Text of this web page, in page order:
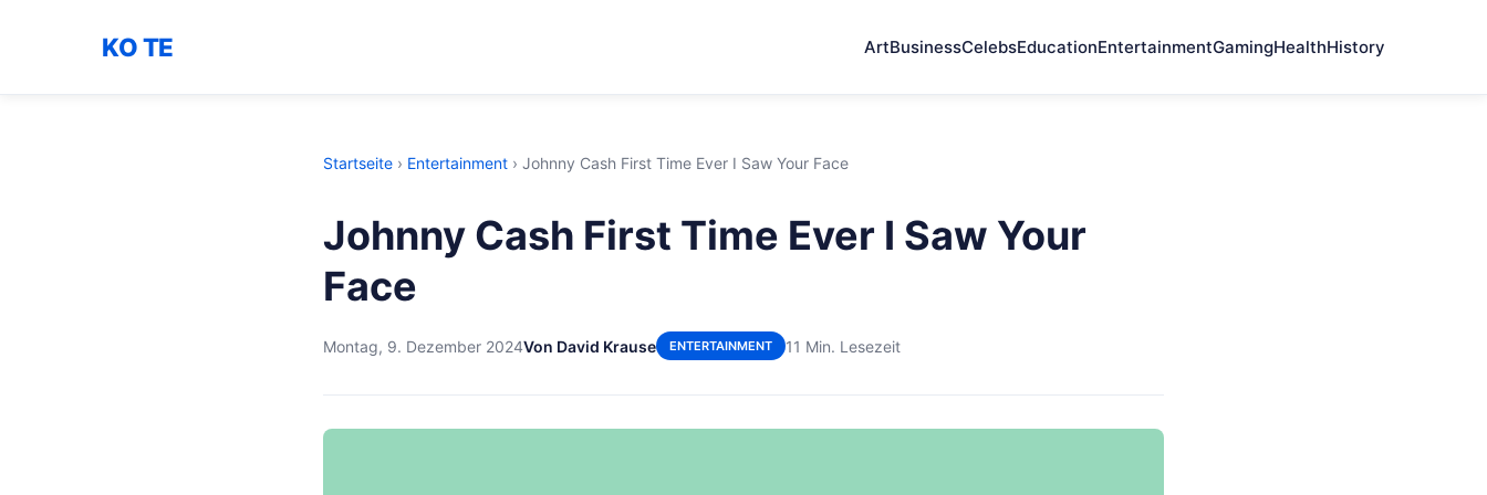
KO TE ArtBusinessCelebsEducationEntertainmentGamingHealthHistory
Startseite › Entertainment › Johnny Cash First Time Ever I Saw Your Face
Johnny Cash First Time Ever I Saw Your
Face
Montag, 9. Dezember 2024Von David Krause ENTERTAINMENT 11 Min. Lesezeit